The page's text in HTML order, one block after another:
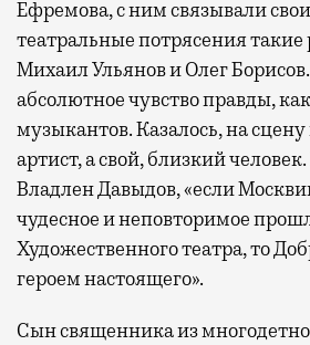
Ефремова, с ним связывали
театральные потрясения
Михаил Ульянов и Олег
абсолютное чувство правды,
музыкантов. Казалось, на
артист, а свой, близкий
Владлен Давыдов, «если
чудесное и неповторимое
Художественного театра, то
героем настоящего».
Сын священника из